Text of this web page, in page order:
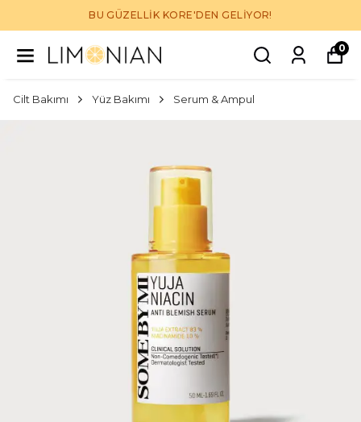
BU GÜZELLİK KORE'DEN GELİYOR!
0
Cilt Bakımı Yüz Bakımı Serum & Ampul